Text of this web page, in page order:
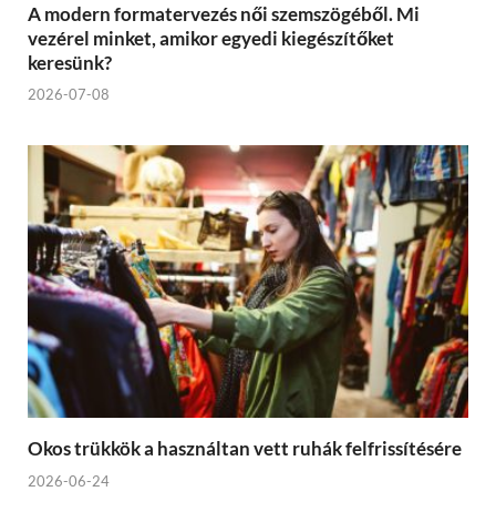
A modern formatervezés női szemszögéből. Mi
vezérel minket, amikor egyedi kiegészítőket
keresünk?
2026-07-08
Okos trükkök a használtan vett ruhák felfrissítésére
2026-06-24